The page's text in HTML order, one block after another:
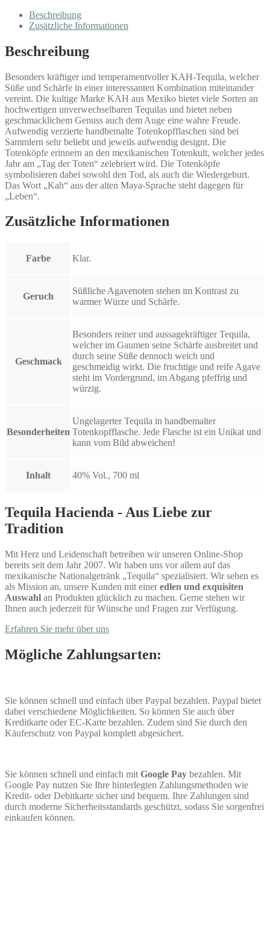
Beschreibung
Zusätzliche Informationen
Beschreibung
Besonders kräftiger und temperamentvoller KAH-Tequila, welcher
Süße und Schärfe in einer interessanten Kombination miteinander
vereint. Die kultige Marke KAH aus Mexiko bietet viele Sorten an
hochwertigen unverwechselbaren Tequilas und bietet neben
geschmacklichem Genuss auch dem Auge eine wahre Freude.
Aufwendig verzierte handbemalte Totenkopfflaschen sind bei
Sammlern sehr beliebt und jeweils aufwendig designt. Die
Totenköpfe erinnern an den mexikanischen Totenkult, welcher jedes
Jahr am „Tag der Toten“ zelebriert wird. Die Totenköpfe
symbolisieren dabei sowohl den Tod, als auch die Wiedergeburt.
Das Wort „Kah“ aus der alten Maya-Sprache steht dagegen für
„Leben“.
Zusätzliche Informationen
Farbe Klar.
Geruch
Süßliche Agavenoten stehen im Kontrast zu
warmer Würze und Schärfe.
Geschmack
Besonders reiner und aussagekräftiger Tequila,
welcher im Gaumen seine Schärfe ausbreitet und
durch seine Süße dennoch weich und
geschmeidig wirkt. Die fruchtige und reife Agave
steht im Vordergrund, im Abgang pfeffrig und
würzig.
Besonderheiten
Ungelagerter Tequila in handbemalter
Totenkopfflasche. Jede Flasche ist ein Unikat und
kann vom Bild abweichen!
Inhalt 40% Vol., 700 ml
Tequila Hacienda - Aus Liebe zur
Tradition
Mit Herz und Leidenschaft betreiben wir unseren Online-Shop
bereits seit dem Jahr 2007. Wir haben uns vor allem auf das
mexikanische Nationalgetränk „Tequila“ spezialisiert. Wir sehen es
als Mission an, unsere Kunden mit eineredlen und exquisiten
Auswahl an Produkten glücklich zu machen. Gerne stehen wir
Ihnen auch jederzeit für Wünsche und Fragen zur Verfügung.
Erfahren Sie mehr über uns
Mögliche Zahlungsarten:
Sie können schnell und einfach über Paypal bezahlen. Paypal bietet
dabei verschiedene Möglichkeiten. So können Sie auch über
Kreditkarte oder EC-Karte bezahlen. Zudem sind Sie durch den
Käuferschutz von Paypal komplett abgesichert.
Sie können schnell und einfach mit Google Pay bezahlen. Mit
Google Pay nutzen Sie Ihre hinterlegten Zahlungsmethoden wie
Kredit- oder Debitkarte sicher und bequem. Ihre Zahlungen sind
durch moderne Sicherheitsstandards geschützt, sodass Sie sorgenfrei
einkaufen können.